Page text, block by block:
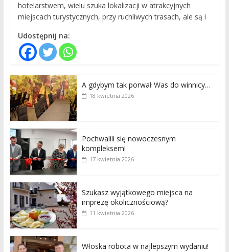
hotelarstwem, wielu szuka lokalizacji w atrakcyjnych
miejscach turystycznych, przy ruchliwych trasach, ale są i
Udostępnij na:
A gdybym tak porwał Was do winnicy…
18 kwietnia 2026
Pochwalili się nowoczesnym
kompleksem!
17 kwietnia 2026
Szukasz wyjątkowego miejsca na
imprezę okolicznościową?
11 kwietnia 2026
Włoska robota w najlepszym wydaniu!